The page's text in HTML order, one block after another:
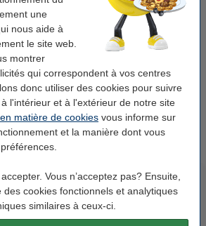
une
nous aide à
le site web.
montrer
qui correspondent à vos centres
donc utiliser des cookies pour suivre
l'intérieur et à l'extérieur de notre site
matière de cookies vous informe sur
et la manière dont vous
Vous n’acceptez pas? Ensuite,
des cookies fonctionnels et analytiques
similaires à ceux-ci.
sacs-poubelle PEHD à lien
35 litres (50 pièces) - blanc
gants en vinyle poudrés S (4,5
24 cm, 100 pièces) - bleu
Produits populaires